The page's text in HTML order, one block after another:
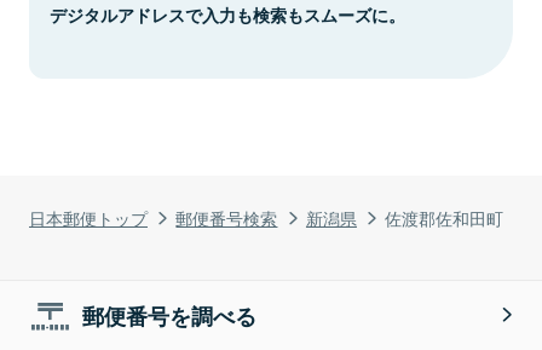
日本郵便トップ 郵便番号検索 新潟県 佐渡郡佐和田町
デジタルアドレスで入力も検索もスムーズに。
郵便番号を調べる